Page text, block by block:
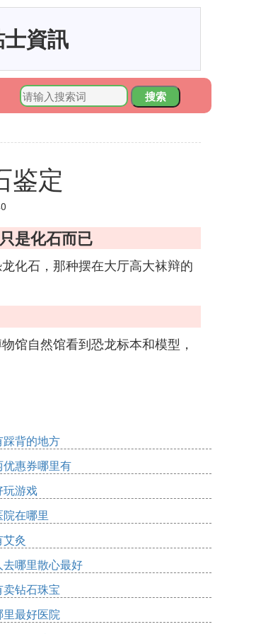
資訊
搜索
鉴定
是化石而已
化石，那种摆在大厅高大袜辩的
馆自然馆看到恐龙标本和模型，
背的地方
惠券哪里有
游戏
在哪里
灸
哪里散心最好
钻石珠宝
最好医院